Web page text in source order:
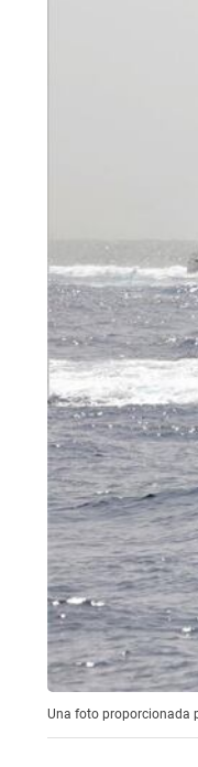
Una foto proporcionada